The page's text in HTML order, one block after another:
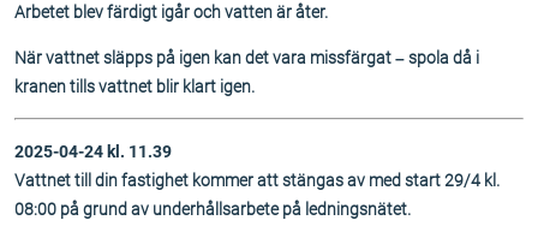
Arbetet blev färdigt igår och vatten är åter.
När vattnet släpps på igen kan det vara missfärgat – spola då i
kranen tills vattnet blir klart igen.
2025-04-24 kl. 11.39
Vattnet till din fastighet kommer att stängas av med start 29/4 kl.
08:00 på grund av underhållsarbete på ledningsnätet.